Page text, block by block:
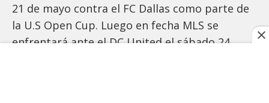
21 de mayo contra el FC Dallas como parte de
la U.S Open Cup. Luego en fecha MLS se
enfrentará ante el DC United el sábado 24.